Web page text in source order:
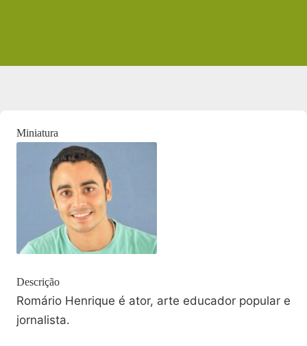
Miniatura
Descrição
Romário Henrique é ator, arte educador popular e
jornalista.